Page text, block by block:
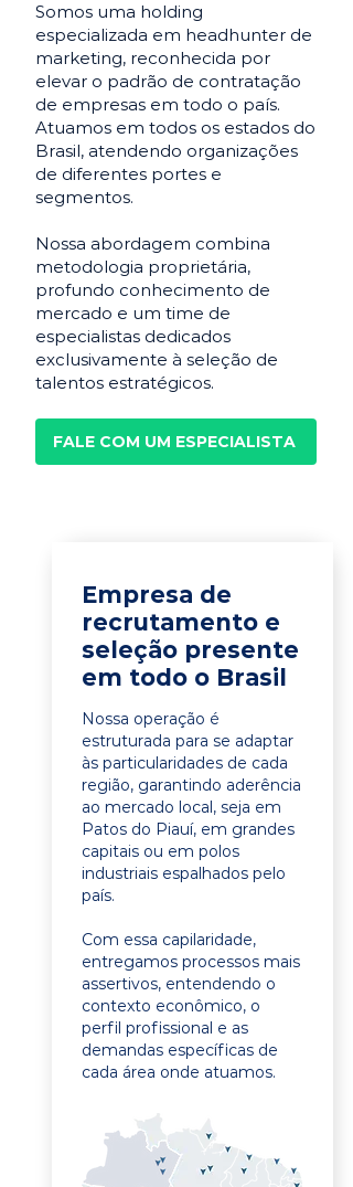
Somos uma holding
especializada em headhunter de
marketing, reconhecida por
elevar o padrão de contratação
de empresas em todo o país.
Atuamos em todos os estados do
Brasil, atendendo organizações
de diferentes portes e
segmentos.
Nossa abordagem combina
metodologia proprietária,
profundo conhecimento de
mercado e um time de
especialistas dedicados
exclusivamente à seleção de
talentos estratégicos.
FALE COM UM ESPECIALISTA
Empresa de
recrutamento e
seleção presente
em todo o Brasil
Nossa operação é
estruturada para se adaptar
às particularidades de cada
região, garantindo aderência
ao mercado local, seja em
Patos do Piauí, em grandes
capitais ou em polos
industriais espalhados pelo
país.
Com essa capilaridade,
entregamos processos mais
assertivos, entendendo o
contexto econômico, o
perfil profissional e as
demandas específicas de
cada área onde atuamos.